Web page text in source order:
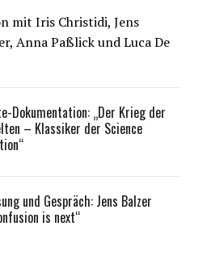
mit Iris Christidi, Jens
Anna Paßlick und Luca De
Dokumentation: „Der Krieg der
– Klassiker der Science
und Gespräch: Jens Balzer
is next“